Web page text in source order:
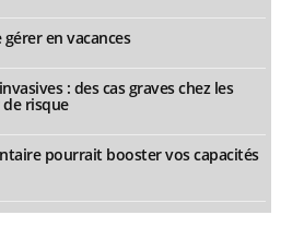
en vacances
: des cas graves chez les
risque
pourrait booster vos capacités